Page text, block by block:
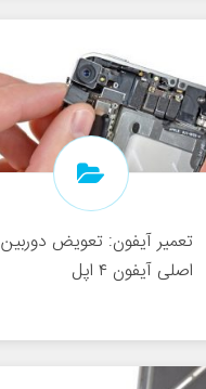
تعمیر آیفون: تعویض دوربین
اصلی آیفون ۴ اپل